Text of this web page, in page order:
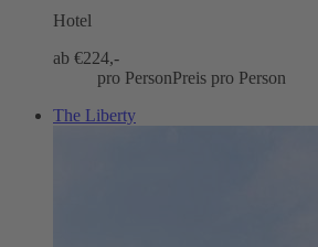
Hotel
ab €224,-
pro PersonPreis pro Person
The Liberty